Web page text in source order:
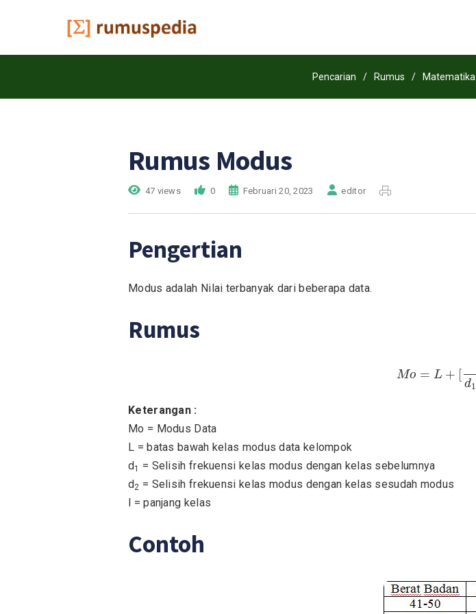
Pencarian / Rumus / Matematika
Rumus Modus
47 views 0 Februari 20, 2023 editor
Pengertian
Modus adalah Nilai terbanyak dari beberapa data.
Rumus
Mo = L + [
d1
Keterangan :
Mo = Modus Data
L = batas bawah kelas modus data kelompok
d1
= Selisih frekuensi kelas modus dengan kelas sebelumnya
d2 = Selisih frekuensi kelas modus dengan kelas sesudah modus
l = panjang kelas
Contoh